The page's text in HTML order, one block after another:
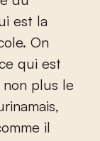
est la
On
qui est
plus le
il